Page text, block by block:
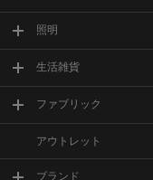
照明
生活雑貨
ファブリック
アウトレット
ブランド